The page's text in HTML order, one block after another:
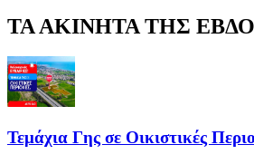
ΤΑ ΑΚΙΝΗΤΑ ΤΗΣ
Τεμάχια Γης σε Οικιστικές